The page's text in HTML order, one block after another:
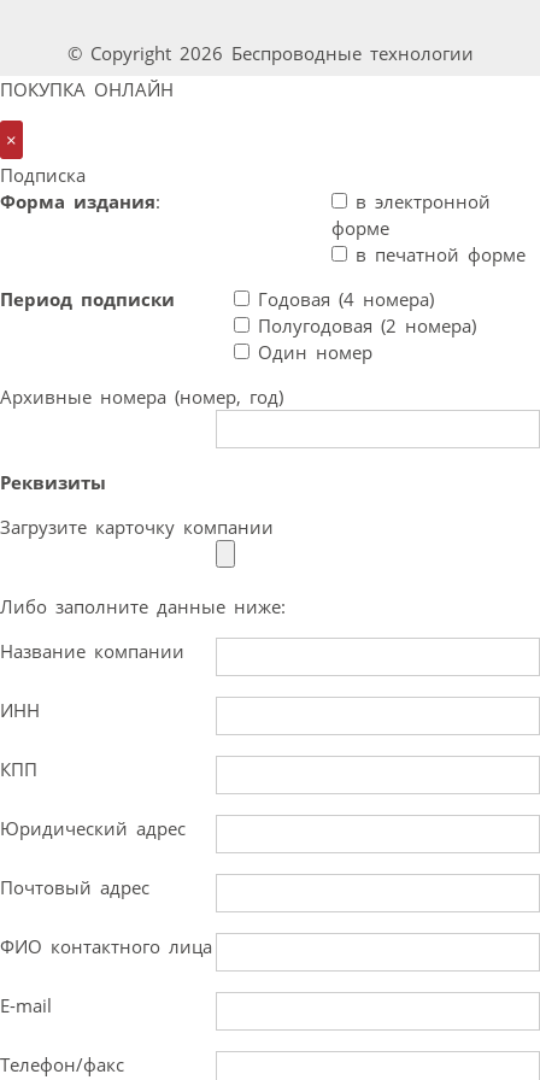
© Copyright 2026 Беспроводные технологии
ПОКУПКА ОНЛАЙН
×
Подписка
Форма издания:
в электронной
форме
в печатной форме
Период подписки
Годовая (4 номера)
Полугодовая (2 номера)
Один номер
Архивные номера (номер, год)
Реквизиты
Загрузите карточку компании
Либо заполните данные ниже:
Название компании
ИНН
КПП
Юридический адрес
Почтовый адрес
ФИО контактного лица
E-mail
Телефон/факс